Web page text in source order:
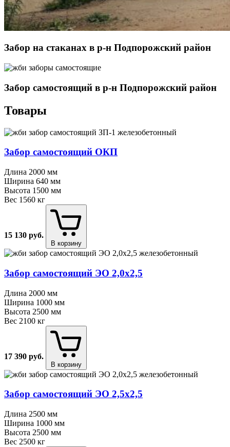
Забор на стаканах в р-н Подпорожский район
Забор самостоящий в р-н Подпорожский район
Товары
Забор самостоящий ОКП
Длина 2000 мм
Ширина 640 мм
Высота 1500 мм
Вес 1560 кг
15 130 руб.
В корзину
Забор самостоящий ЭО 2,0х2,5
Длина 2000 мм
Ширина 1000 мм
Высота 2500 мм
Вес 2100 кг
17 390 руб.
В корзину
Забор самостоящий ЭО 2,5х2,5
Длина 2500 мм
Ширина 1000 мм
Высота 2500 мм
Вес 2500 кг